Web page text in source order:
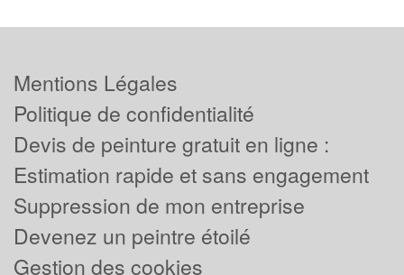
Mentions Légales
Politique de confidentialité
Devis de peinture gratuit en ligne :
Estimation rapide et sans engagement
Suppression de mon entreprise
Devenez un peintre étoilé
Gestion des cookies